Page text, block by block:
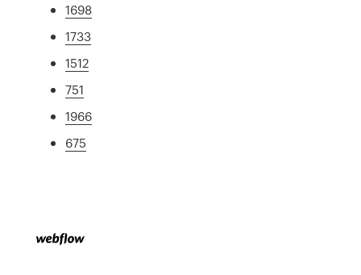
1698
1733
1512
751
1966
675